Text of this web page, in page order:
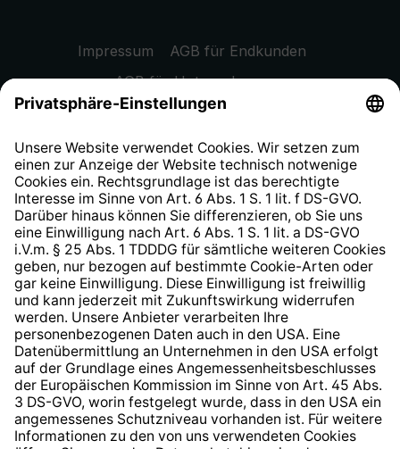
Impressum
AGB für Endkunden
AGB für Unternehmen
Datenschutzhinweis
Widerrufsrecht
Hinweisgeberschutzsystem
Barrierefreiheit